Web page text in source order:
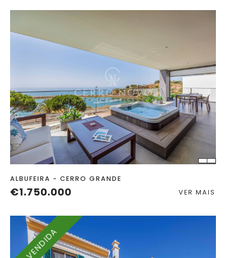
QUART. C. BANHO
ALBUFEIRA - CERRO GRANDE
€1.750.000 VER MAIS
VENDIDA